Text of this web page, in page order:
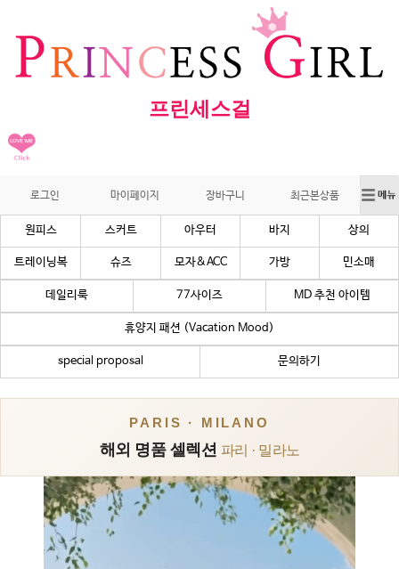
프린세스걸
로그인 마이페이지 장바구니 최근본상품
원피스 스커트 아우터 바지 상의
트레이닝복 슈즈 모자&ACC 가방 민소매
데일리룩 77사이즈 MD 추천 아이템
휴양지 패션 (Vacation Mood)
special proposal 문의하기
PARIS · MILANO
해외 명품 셀렉션 파리 · 밀라노